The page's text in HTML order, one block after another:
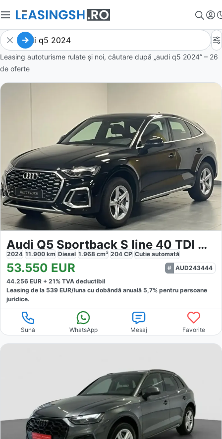
Leasing autoturisme rulate și noi, căutare după „audi q5 2024” – 26
de oferte
Audi Q5 Sportback S line 40 TDI Quattro S-tronic Nav
2024 11.900 km Diesel 1.968 cm³ 204 CP Cutie automată
53.550 EUR
AUD243444
44.256 EUR + 21% TVA deductibil
Leasing de la 539 EUR/luna cu dobăndă anuală 5,7% pentru persoane
juridice.
Sună WhatsApp Mesaj Favorite